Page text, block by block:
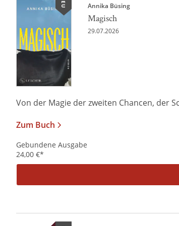
Annika Büsing
Magisch
29.07.2026
Von der Magie der zweiten Chancen, der
Zum Buch
Gebundene Ausgabe
24,00 €*